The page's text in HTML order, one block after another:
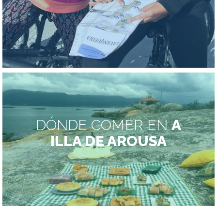
DÓNDE COMER ENA
ILLA DE AROUSA